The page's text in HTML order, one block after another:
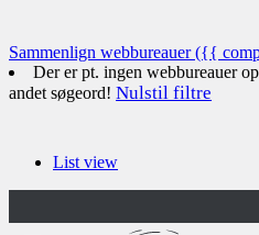
Sammenlign webbureauer({{
Der er pt. ingen webbureauer
andet søgeord! Nulstil filtre
List view